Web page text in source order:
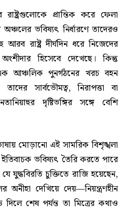
প্রান্তিক করে ফেলা
ভবিষ্যৎ নির্ধারণে তাদেরও
রাষ্ট্র দীর্ঘদিন ধরে নিজেদের
হিসেবে দেখেছে। কিন্তু
আঞ্চলিক পুনর্গঠনের খরচ বহন
সার্বভৌমত্ব, নিরাপত্তা বা
দৃষ্টিভঙ্গির সঙ্গে বেশি
মোড়ানো এই সামরিক বিশৃঙ্খলা
ভবিষ্যৎ তৈরি করতে পারে
যুদ্ধবিরতি চুক্তিতে রাজি হয়েছেন,
অনীহা দেখিয়ে দেয়—নিয়ন্ত্রণহীন
দিলে শেষ পর্যন্ত তা মিত্রের কথাও